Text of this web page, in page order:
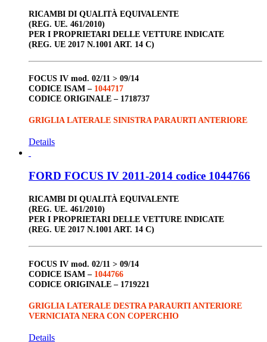
RICAMBI DI QUALITÀ EQUIVALENTE
(REG. UE. 461/2010)
PER I PROPRIETARI DELLE VETTURE INDICATE
(REG. UE 2017 N.1001 ART. 14 C)
FOCUS IV mod. 02/11 > 09/14
CODICE ISAM – 1044717
CODICE ORIGINALE – 1718737
GRIGLIA LATERALE SINISTRA PARAURTI ANTERIORE
Details
FORD FOCUS IV 2011-2014 codice 1044766
RICAMBI DI QUALITÀ EQUIVALENTE
(REG. UE. 461/2010)
PER I PROPRIETARI DELLE VETTURE INDICATE
(REG. UE 2017 N.1001 ART. 14 C)
FOCUS IV mod. 02/11 > 09/14
CODICE ISAM – 1044766
CODICE ORIGINALE – 1719221
GRIGLIA LATERALE DESTRA PARAURTI ANTERIORE
VERNICIATA NERA CON COPERCHIO
Details